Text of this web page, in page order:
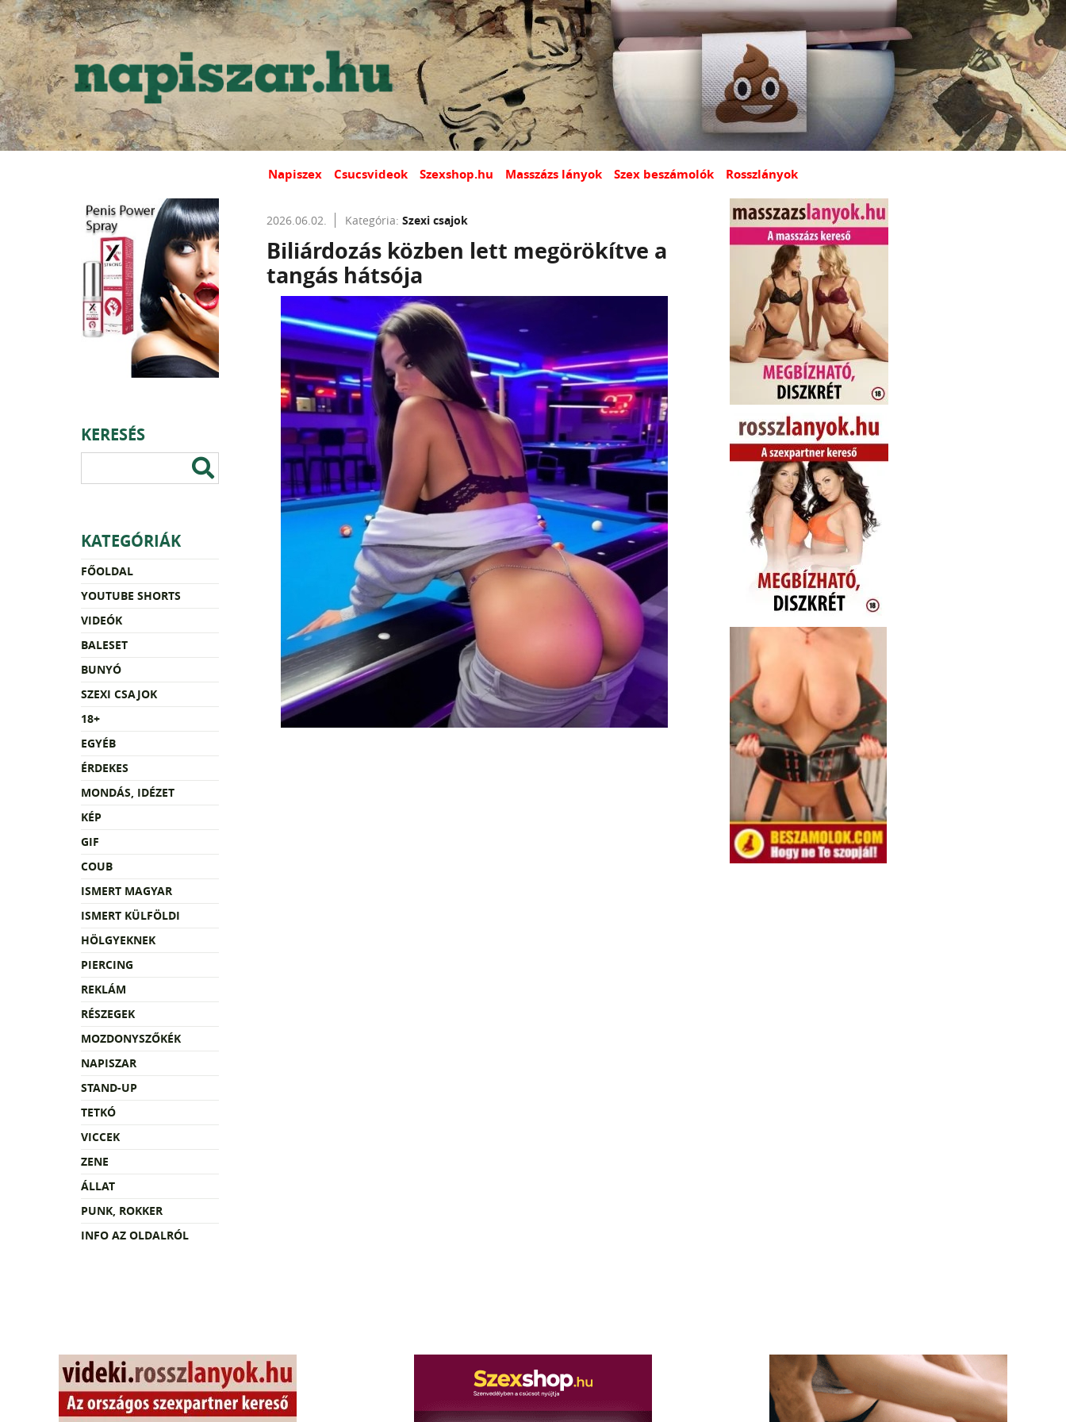
Napiszex Csucsvideok Szexshop.hu Masszázs lányok Szex beszámolók Rosszlányok
KERESÉS
KATEGÓRIÁK
FŐOLDAL
YOUTUBE SHORTS
VIDEÓK
BALESET
BUNYÓ
SZEXI CSAJOK
18+
EGYÉB
ÉRDEKES
MONDÁS, IDÉZET
KÉP
GIF
COUB
ISMERT MAGYAR
ISMERT KÜLFÖLDI
HÖLGYEKNEK
PIERCING
REKLÁM
RÉSZEGEK
MOZDONYSZŐKÉK
NAPISZAR
STAND-UP
TETKÓ
VICCEK
ZENE
ÁLLAT
PUNK, ROKKER
INFO AZ OLDALRÓL
2026.06.02. Kategória: Szexi csajok
Biliárdozás közben lett megörökítve a
tangás hátsója